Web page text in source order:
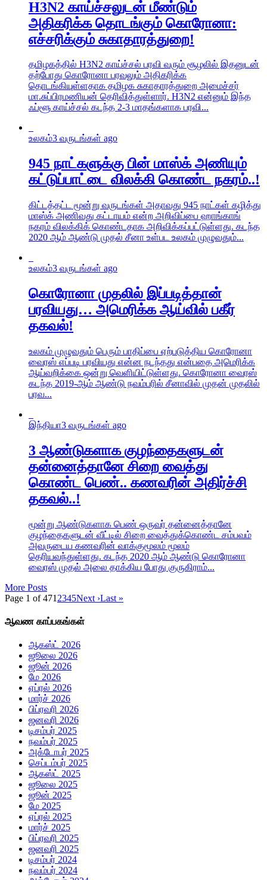
H3N2 காய்ச்சலுடன் மீண்டும்
அதிகரிக்க தொடங்கும் கொரோனா:
எச்சரிக்கும் சுகாதாரத்துறை!
தமிழகத்தில் H3N2 காய்ச்சல் பரவி வரும் சூழலில் இதனுடன்
தற்போது கொரோனா பரவலும் அதிகரிக்க
தொடங்கியுள்ளதாக தமிழக சுகாதாரத்துறை அமைச்சர்
மா.சுப்பிரமணியன் தெரிவித்துள்ளார். H3N2 என்னும் இந்த
ஃப்ளூ காய்ச்சல் கடந்த 2-3 மாதங்களாக பரவி...
உலகம்3 வருடங்கள் ago
945 நாட்களுக்கு பின் மாஸ்க் அணியும்
கட்டுப்பாட்டை விலக்கி கொண்ட நகரம்..!
கிட்டத்தட்ட மூன்று வருடங்கள் அதாவது 945 நாட்கள் கழித்து
மாஸ்க் அணிவது கட்டாயம் என்ற அறிவிப்பை ஹாங்காங்
நகரம் விலக்கிக் கொண்டதாக அறிவிக்கப்பட்டுள்ளது. கடந்த
2020 ஆம் ஆண்டு முதல் சீனா உள்பட உலகம் முழுவதும்...
உலகம்3 வருடங்கள் ago
கொரோனா முதலில் இப்படித்தான்
பரவியது… அமெரிக்க ஆய்வில் பகீர்
தகவல்!
உலகம் முழுவதும் பெரும் பாதிப்பை ஏற்படுத்திய கொரோனா
வைரஸ் எப்படி பரவியது என்ன நடந்தது என்பதை அமெரிக்க
ஆய்வறிக்கை ஒன்று வெளியிட்டுள்ளது. கொரோனா வைரஸ்
கடந்த 2019-ஆம் ஆண்டு நவம்பரில் சீனாவில் முதன் முதலில்
பரவ...
இந்தியா3 வருடங்கள் ago
3 ஆண்டுகளாக குழந்தைகளுடன்
தன்னைத்தானே சிறை வைத்து
கொண்ட பெண்.. கணவரின் அதிர்ச்சி
தகவல்..!
மூன்று ஆண்டுகளாக பெண் ஒருவர் தன்னைத்தானே
குழந்தைகளுடன் வீட்டில் சிறை வைத்துக்கொண்ட சம்பவம்
அவருடைய கணவரின் வாக்குமூலம் மூலம்
தெரியவந்துள்ளது. கடந்த 2020 ஆம் ஆண்டு கொரோனா
வைரஸ் முதல் அலை தாக்கிய போது குருகிராம்...
More Posts
Page 1 of 471 2345Next ›Last »
ஆவண காப்பகங்கள்
ஆகஸ்ட் 2026
ஜூலை 2026
ஜூன் 2026
மே 2026
ஏப்ரல் 2026
மார்ச் 2026
பிப்ரவரி 2026
ஜனவரி 2026
டிசம்பர் 2025
நவம்பர் 2025
அக்டோபர் 2025
செப்டம்பர் 2025
ஆகஸ்ட் 2025
ஜூலை 2025
ஜூன் 2025
மே 2025
ஏப்ரல் 2025
மார்ச் 2025
பிப்ரவரி 2025
ஜனவரி 2025
டிசம்பர் 2024
நவம்பர் 2024